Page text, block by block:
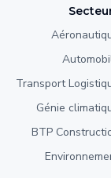
Transport
Génie
BTP